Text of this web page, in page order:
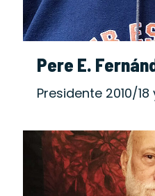
Pere E.
Presidente 2010/